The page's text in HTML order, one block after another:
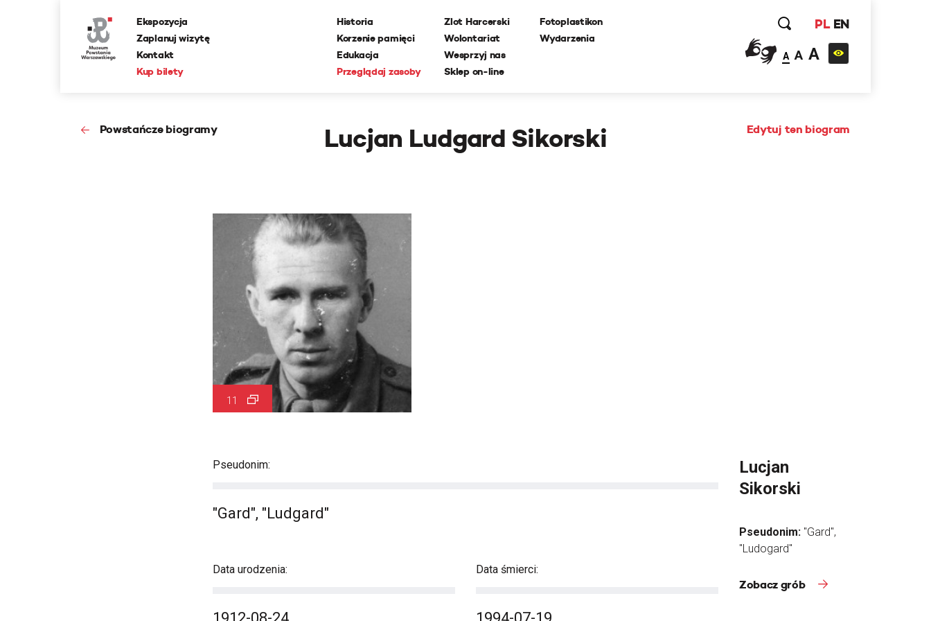
Ekspozycja
Zaplanuj wizytę
Kontakt
Kup bilety
Historia
Korzenie pamięci
Edukacja
Przeglądaj zasoby
Zlot Harcerski
Wolontariat
Wesprzyj nas
Sklep on-line
Fotoplastikon
Wydarzenia
PL EN
A A A
Powstańcze biogramy Edytuj ten biogram
Lucjan Ludgard Sikorski
11
Pseudonim:
"Gard", "Ludgard"
Data urodzenia: Data śmierci:
Lucjan
Sikorski
Pseudonim: "Gard",
"Ludogard"
Zobacz grób